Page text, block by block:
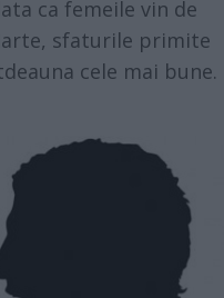
ca femeile vin de
sfaturile primite
cele mai bune.